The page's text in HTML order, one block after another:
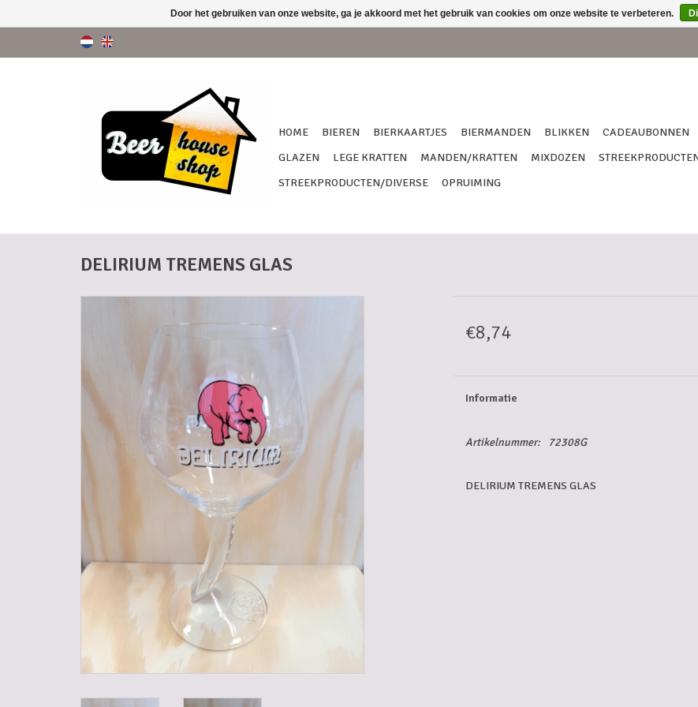
HOME BIEREN BIERKAARTJES BIERMANDEN BLIKKEN CADEAUBONNEN
GLAZEN
LEGE KRATTEN MANDEN/KRATTEN MIXDOZEN
STREEKPRODUCTEN/DIVERSE
OPRUIMING
DELIRIUM TREMENS GLAS
€8,74
Informatie
Artikelnummer: 72308G
DELIRIUM TREMENS GLAS
Door het gebruiken van onze website, ga je akkoord met het gebruik van cookies om onze website te verbeteren.